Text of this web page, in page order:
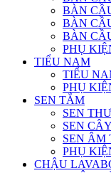
BÀN
BÀN
BÀN
PHỤ
TIỂU NAM
TIỂU
PHỤ
SEN TẮM
SEN
SEN CÂY
SEN ÂM
PHỤ
CHẬU